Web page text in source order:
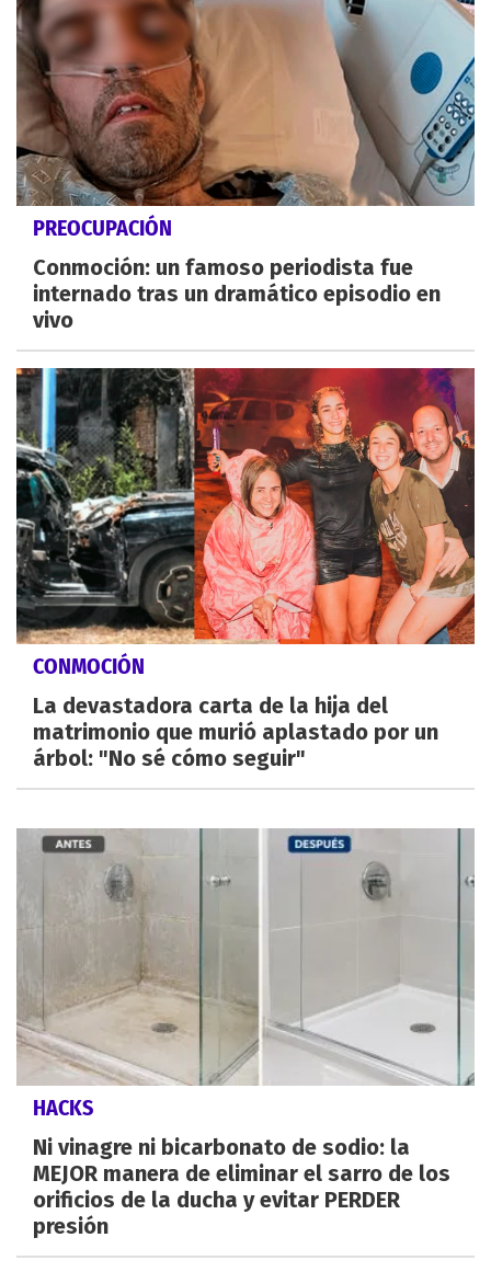
PREOCUPACIÓN
Conmoción: un famoso periodista fue
internado tras un dramático episodio en
vivo
CONMOCIÓN
La devastadora carta de la hija del
matrimonio que murió aplastado por un
árbol: "No sé cómo seguir"
HACKS
Ni vinagre ni bicarbonato de sodio: la
MEJOR manera de eliminar el sarro de los
orificios de la ducha y evitar PERDER
presión